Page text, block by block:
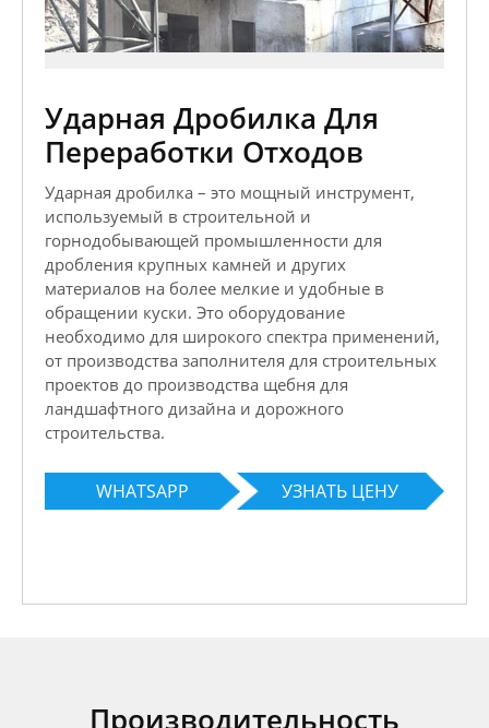
Ударная Дробилка Для
Переработки Отходов
Ударная дробилка – это мощный инструмент,
используемый в строительной и
горнодобывающей промышленности для
дробления крупных камней и других
материалов на более мелкие и удобные в
обращении куски. Это оборудование
необходимо для широкого спектра применений,
от производства заполнителя для строительных
проектов до производства щебня для
ландшафтного дизайна и дорожного
строительства.
WHATSAPP УЗНАТЬ ЦЕНУ
Производительность